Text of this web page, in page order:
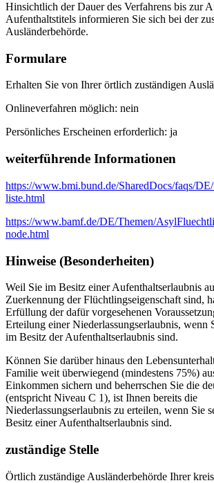
Hinsichtlich der Dauer des Verfahrens bis zur
Aufenthaltstitels informieren Sie sich bei der
Ausländerbehörde.
Formulare
Erhalten Sie von Ihrer örtlich zuständigen
Onlineverfahren möglich: nein
Persönliches Erscheinen erforderlich: ja
weiterführende Informationen
https://www.bmi.bund.de/SharedDocs/faqs/
liste.html
https://www.bamf.de/DE/Themen/
node.html
Hinweise (Besonderheiten)
Weil Sie im Besitz einer Aufenthaltserlaubnis
Zuerkennung der Flüchtlingseigenschaft sind,
Erfüllung der dafür vorgesehenen
Erteilung einer Niederlassungserlaubnis, wenn
im Besitz der Aufenthaltserlaubnis sind.
Können Sie darüber hinaus den
Familie weit überwiegend (mindestens 75%)
Einkommen sichern und beherrschen Sie die
(entspricht Niveau C 1), ist Ihnen bereits die
Niederlassungserlaubnis zu erteilen, wenn Sie
Besitz einer Aufenthaltserlaubnis sind.
zuständige Stelle
Örtlich zuständige Ausländerbehörde Ihrer